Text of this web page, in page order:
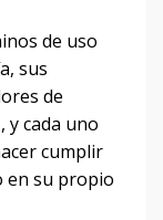
de uso
sus
de
y cada uno
cumplir
en su propio